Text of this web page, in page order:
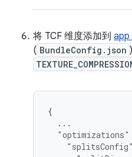
将 TCF 维度添加到 app
( BundleConfig.json
{
...
"optimizations"
"splitsConfig"